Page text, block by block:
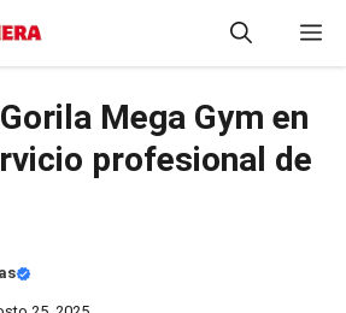
Mega Gym en
profesional de